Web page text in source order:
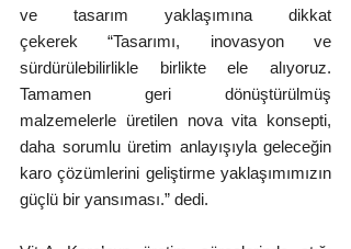
ve tasarım yaklaşımına dikkat
çekerek “Tasarımı, inovasyon ve
sürdürülebilirlikle birlikte ele alıyoruz.
Tamamen geri dönüştürülmüş
malzemelerle üretilen nova vita konsepti,
daha sorumlu üretim anlayışıyla geleceğin
karo çözümlerini geliştirme yaklaşımımızın
güçlü bir yansıması.” dedi.